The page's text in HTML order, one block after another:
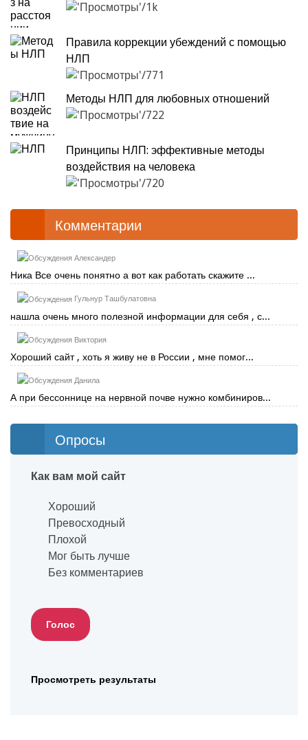
1k
Правила коррекции убеждений с помощью
НЛП
771
Методы НЛП для любовных отношений
722
Принципы НЛП: эффективные методы
воздействия на человека
720
Комментарии
Александер
Ника Все очень понятно а вот как работать скажите ...
Гульнур Ташбулатовна
нашла очень много полезной информации для себя , с...
Виктория
Хороший сайт , хоть я живу не в России , мне помог...
Данила
А при бессоннице на нервной почве нужно комбиниров...
Опросы
Как вам мой сайт
Хороший
Превосходный
Плохой
Мог быть лучше
Без комментариев
Просмотреть результаты